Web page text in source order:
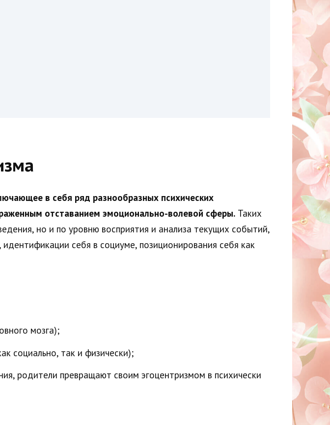
в себя ряд разнообразных психических
отставанием эмоционально-волевой сферы. Таких
но и по уровню восприятия и анализа текущих событий,
себя в социуме, позиционирования себя как
мозга);
социально, так и физически);
родители превращают своим эгоцентризмом в психически